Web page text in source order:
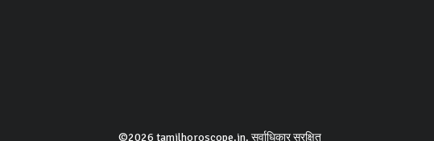
©2026 tamilhoroscope.in. सर्वाधिकार सुरक्षित